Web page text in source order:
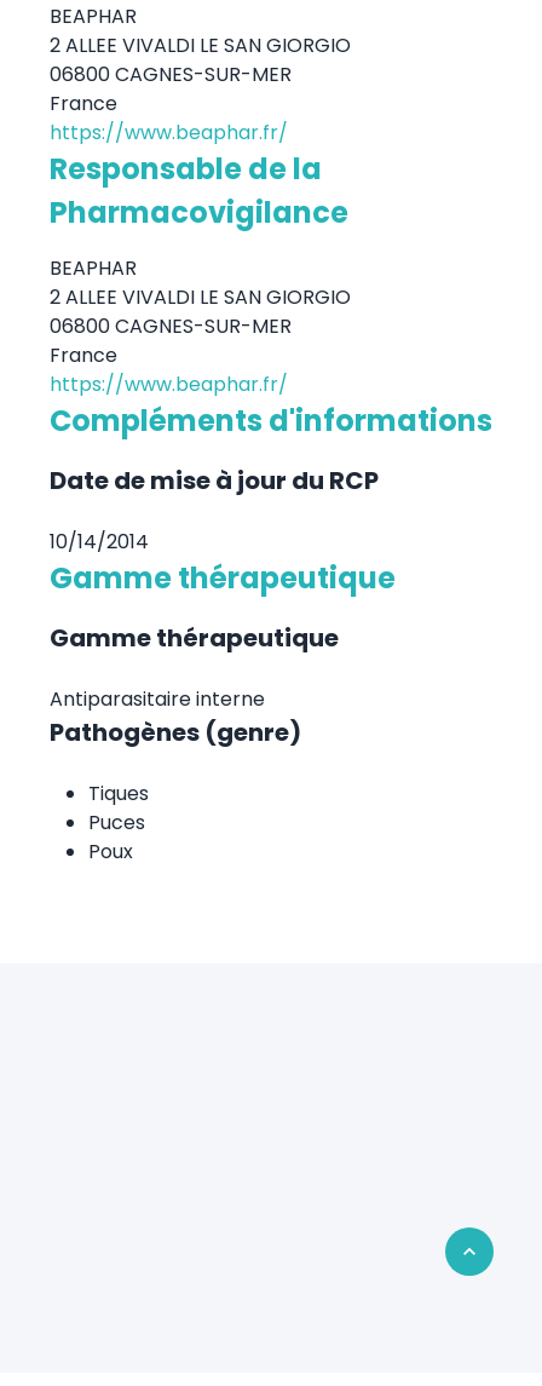
BEAPHAR
2 ALLEE VIVALDI LE SAN GIORGIO
06800 CAGNES-SUR-MER
France
https://www.beaphar.fr/
Responsable de la
Pharmacovigilance
BEAPHAR
2 ALLEE VIVALDI LE SAN GIORGIO
06800 CAGNES-SUR-MER
France
https://www.beaphar.fr/
Compléments d'informations
Date de mise à jour du RCP
10/14/2014
Gamme thérapeutique
Gamme thérapeutique
Antiparasitaire interne
Pathogènes (genre)
Tiques
Puces
Poux
Retour